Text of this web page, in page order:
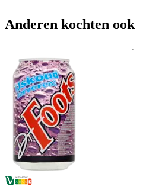
Anderen kochten ook